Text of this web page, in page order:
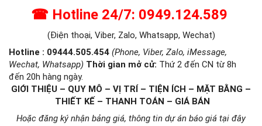
☎ Hotline 24/7: 0949.124.589
(Điện thoại, Viber, Zalo, Whatsapp, Wechat)
Hotline : 09444.505.454 (Phone, Viber, Zalo, iMessage,
Wechat, Whatsapp) Thời gian mở cử: Thứ 2 đến CN từ 8h
đến 20h hàng ngày.
GIỚI THIỆU – QUY MÔ – VỊ TRÍ – TIỆN ÍCH – MẶT BẰNG –
THIẾT KẾ – THANH TOÁN – GIÁ BÁN
Hoặc đăng ký nhận bảng giá, thông tin dự án báo giá tại đây